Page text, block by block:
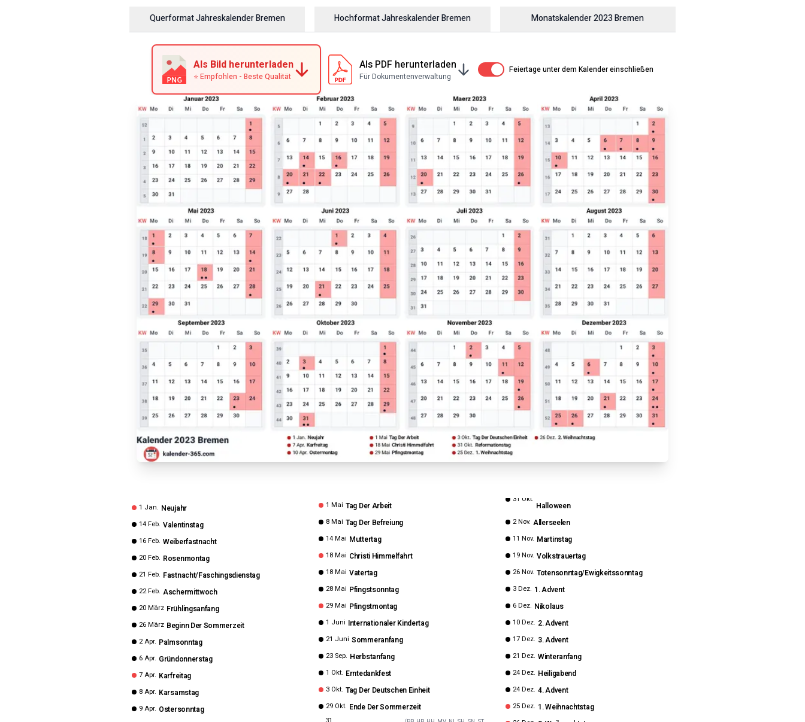
Querformat JahreskalenderBremen Hochformat JahreskalenderBremen Monatskalender2023Bremen
Als Bild herunterladen
⭐ Empfohlen - Beste Qualität
Als PDF herunterladen
Für Dokumentenverwaltung Av / PåFeiertage unter dem Kalender einschließen
1 Jan. Neujahr
14 Feb. Valentinstag
16 Feb. Weiberfastnacht
20 Feb. Rosenmontag
21 Feb. Fastnacht/Faschingsdienstag
22 Feb. Aschermittwoch
20 März Frühlingsanfang
26 März Beginn Der Sommerzeit
2 Apr. Palmsonntag
6 Apr. Gründonnerstag
7 Apr. Karfreitag
8 Apr. Karsamstag
9 Apr. Ostersonntag
1 Mai Tag Der Arbeit
8 Mai Tag Der Befreiung
14 Mai Muttertag
18 Mai Christi Himmelfahrt
18 Mai Vatertag
28 Mai Pfingstsonntag
29 Mai Pfingstmontag
1 Juni Internationaler Kindertag
21 Juni Sommeranfang
23 Sep. Herbstanfang
1 Okt. Erntedankfest
3 Okt. Tag Der Deutschen Einheit
29 Okt. Ende Der Sommerzeit
31 Okt.
Halloween
2 Nov. Allerseelen
11 Nov. Martinstag
19 Nov. Volkstrauertag
26 Nov. Totensonntag/Ewigkeitssonntag
3 Dez. 1. Advent
6 Dez. Nikolaus
10 Dez. 2. Advent
17 Dez. 3. Advent
21 Dez. Winteranfang
24 Dez. Heiligabend
24 Dez. 4. Advent
25 Dez. 1. Weihnachtstag